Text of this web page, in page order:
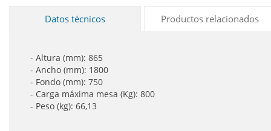
Datos técnicos Productos relacionados
- Altura (mm): 865
- Ancho (mm): 1800
- Fondo (mm): 750
- Carga máxima mesa (Kg): 800
- Peso (kg): 66,13